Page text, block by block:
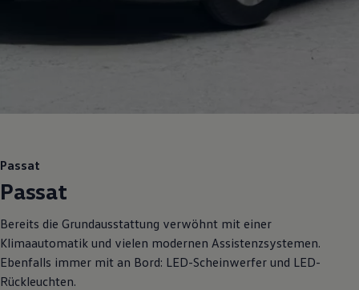
Pannen- und Unfallhilfe
Schutz und Pflege
Digitale Extras
Handy und Fahrzeug verbinden
Updates für Software, Karten und Radio
Über Ihr Auto
Vorgängermodelle
Passat
Passat
Bereits die Grundausstattung verwöhnt mit einer
Klimaautomatik und vielen modernen Assistenzsystemen.
Ebenfalls immer mit an Bord: LED-Scheinwerfer und LED-
Rückleuchten.